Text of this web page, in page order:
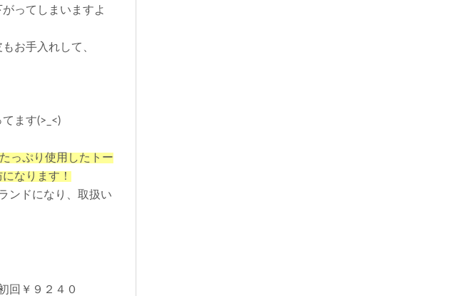
ってしまいますよ
お手入れして、
ます(>_<)
っぷり使用したトー
なります！
ンドになり、取扱い
回￥９２４０